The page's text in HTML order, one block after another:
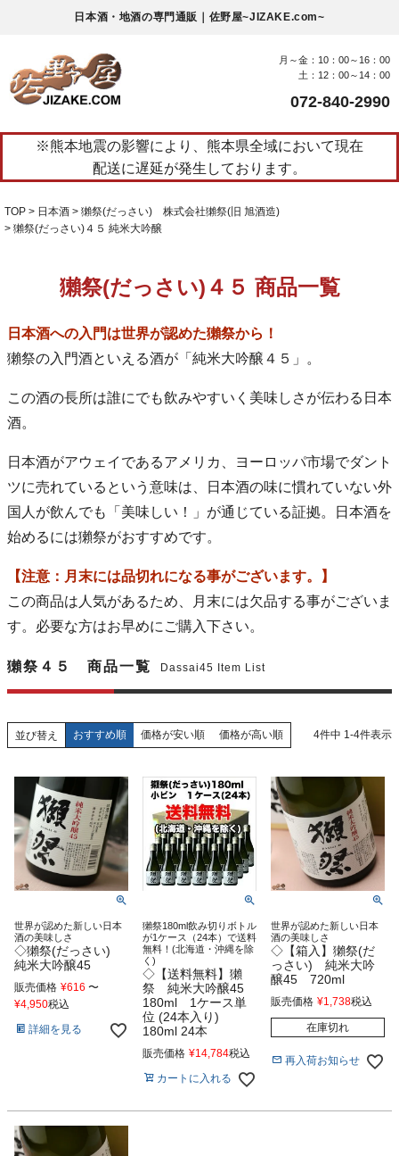
日本酒・地酒の専門通販｜佐野屋~JIZAKE.com~
月～金：10：00～16：00
土：12：00～14：00
072-840-2990
※熊本地震の影響により、熊本県全域において現在
配送に遅延が発生しております。
TOP 日本酒
獺祭(だっさい) 株式会社獺祭(旧 旭酒造)
獺祭(だっさい)４５ 純米大吟醸
獺祭(だっさい)４５ 商品一覧
日本酒への入門は世界が認めた獺祭から！
獺祭の入門酒といえる酒が「純米大吟醸４５」。
この酒の長所は誰にでも飲みやすいく美味しさが伝わる日本
酒。
日本酒がアウェイであるアメリカ、ヨーロッパ市場でダント
ツに売れているという意味は、日本酒の味に慣れていない外
国人が飲んでも「美味しい！」が通じている証拠。日本酒を
始めるには獺祭がおすすめです。
【注意：月末には品切れになる事がございます。】
この商品は人気があるため、月末には欠品する事がございま
す。必要な方はお早めにご購入下さい。
獺祭４５ 商品一覧 Dassai45 Item List
並び替え おすすめ順 価格が安い順 価格が高い順 4件中 1-4件表示
世界が認めた新しい日本
酒の美味しさ
◇獺祭(だっさい)
純米大吟醸45
販売価格 ¥616 〜
¥4,950税込
詳細を見る
獺祭180ml飲み切りボトル
が1ケース（24本）で送料
無料！(北海道・沖縄を除
く)
◇【送料無料】獺
祭 純米大吟醸45
180ml 1ケース単
位 (24本入り)
180ml 24本
販売価格 ¥14,784税込
カートに入れる
世界が認めた新しい日本
酒の美味しさ
◇【箱入】獺祭(だ
っさい) 純米大吟
醸45 720ml
販売価格 ¥1,738税込
在庫切れ
再入荷お知らせ